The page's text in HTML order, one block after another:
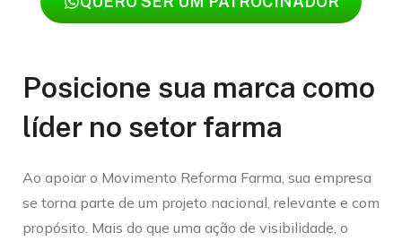
Posicione sua marca como
líder no setor farma
Ao apoiar o Movimento Reforma Farma, sua empresa
se torna parte de um projeto nacional, relevante e com
propósito. Mais do que uma ação de visibilidade, o